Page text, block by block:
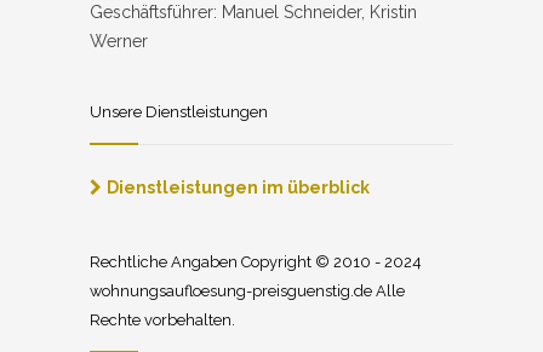
Geschäftsführer: Manuel Schneider, Kristin
Werner
Unsere Dienstleistungen
Dienstleistungen im überblick
Rechtliche Angaben Copyright © 2010 - 2024
wohnungsaufloesung-preisguenstig.de Alle
Rechte vorbehalten.